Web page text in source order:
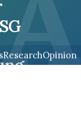
ResearchOpinion